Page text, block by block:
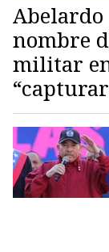
Abelardo
nombre
militar